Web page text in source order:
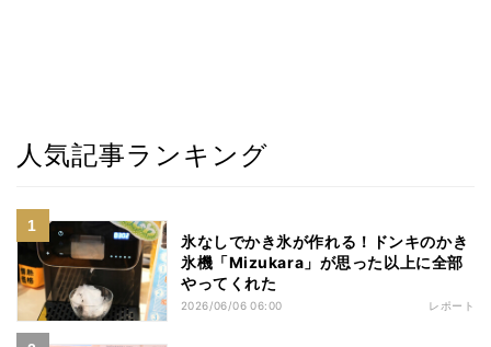
人気記事ランキング
氷なしでかき氷が作れる！ドンキのかき
氷機「Mizukara」が思った以上に全部
やってくれた
2026/06/06 06:00 レポート